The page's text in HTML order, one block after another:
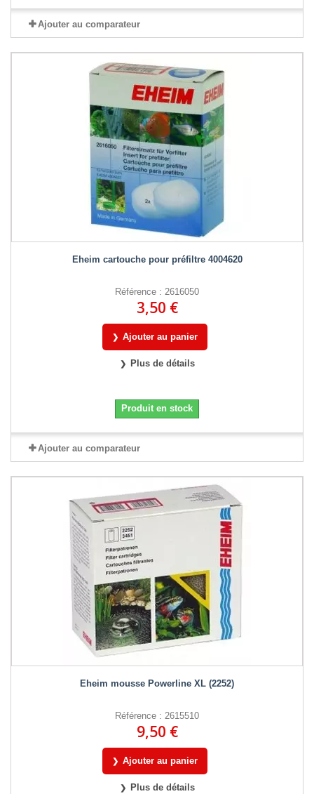
Ajouter au comparateur
Eheim cartouche pour préfiltre 4004620
Référence : 2616050
3,50 €
Ajouter au panier
Plus de détails
Produit en stock
Ajouter au comparateur
Eheim mousse Powerline XL (2252)
Référence : 2615510
9,50 €
Ajouter au panier
Plus de détails